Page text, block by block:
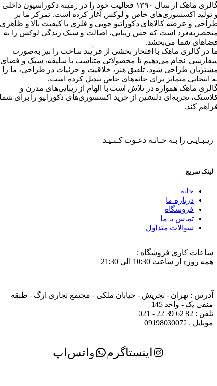
گالری ماهک از سال ۱۳۹۰ فعالیت خود را در زمینه دکوراسیون داخلی
تولید اکسسوری‌های خاص و لوکس آغاز کرده است. تمرکز ما بر
و عرضه کالاهای دکوراتیو چوبی و فلزی با کیفیت بالا و ظاهری
است که حس زیبایی، اصالت و سبک زندگی لوکس را به
شما می‌بخشد.
در گالری ماهک با افتخار بخشی از فرآیند ساخت را نیز به‌صورت
انجام می‌دهیم تا محصولاتی متناسب با سلیقه، سبک و فضای
طراحی شود. تلفیق هنر، خلاقیت و جزئیات در طراحی، ما را
انتخابی متمایز برای خانه‌های خاص تبدیل کرده است.
ماهک همواره در تلاش است با الهام از زیبایی‌های مدرن و
تجربه‌ای دلنشین از خرید اکسسوری‌های دکوراتیو را برای شما
کند.
زیـبـایـی را بـه خـانـه دعـوت کـنـیـد
لینک سریع
خانه
درباره ما
فروشگاه
تماس با ما
سوالات متداول
ساعات کاری فروشگاه :
همه روزه از ساعت 10:30 الی 21:30
آدرس : تهران - تجریش - خیابان ملکی - مجتمع تجاری ارگ - طبقه
منفی یک - واحد 145
تلفن : 82 62 39 22 - 021
موبایل : 09198030072
اینستاگرم واتس‌اپ